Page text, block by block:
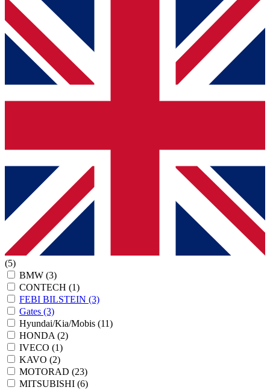
(5)
BMW (3)
CONTECH (1)
FEBI BILSTEIN (3)
Gates (3)
Hyundai/Kia/Mobis (11)
HONDA (2)
IVECO (1)
KAVO (2)
MOTORAD (23)
MITSUBISHI (6)